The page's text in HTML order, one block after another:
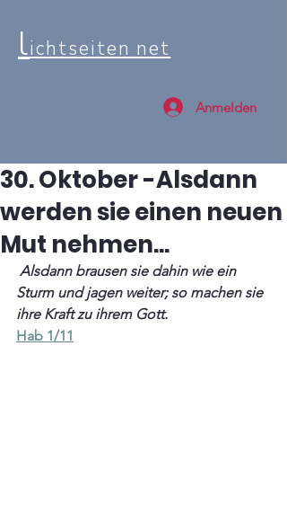
lichtseiten net
Anmelden
30. Oktober -Alsdann
werden sie einen neuen
Mut nehmen...
Sturm und jagen weiter; so machen sie
ihre Kraft zu ihrem Gott.
Hab 1/11